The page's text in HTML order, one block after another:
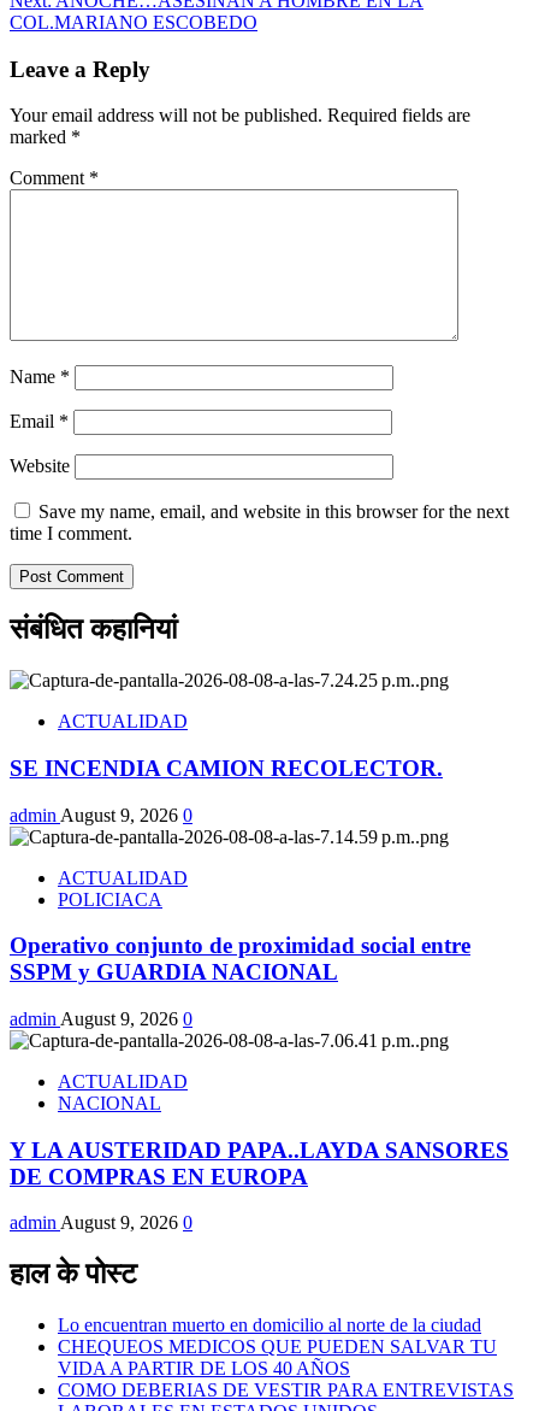
COL.MARIANO ESCOBEDO
Leave a Reply
Your email address will not be published. Required fields are
marked *
Comment *
Name *
Email *
Website
Save my name, email, and website in this browser for the next
time I comment.
संबंधित कहानियां
ACTUALIDAD
SE INCENDIA CAMION RECOLECTOR.
admin August 9, 2026 0
ACTUALIDAD
POLICIACA
Operativo conjunto de proximidad social entre
SSPM y GUARDIA NACIONAL
admin August 9, 2026 0
ACTUALIDAD
NACIONAL
Y LA AUSTERIDAD PAPA..LAYDA SANSORES
DE COMPRAS EN EUROPA
adminAugust 9, 2026 0
हाल के पोस्ट
Lo encuentran muerto en domicilio al norte de la ciudad
CHEQUEOS MEDICOS QUE PUEDEN SALVAR TU
VIDA A PARTIR DE LOS 40 AÑOS
COMO DEBERIAS DE VESTIR PARA ENTREVISTAS